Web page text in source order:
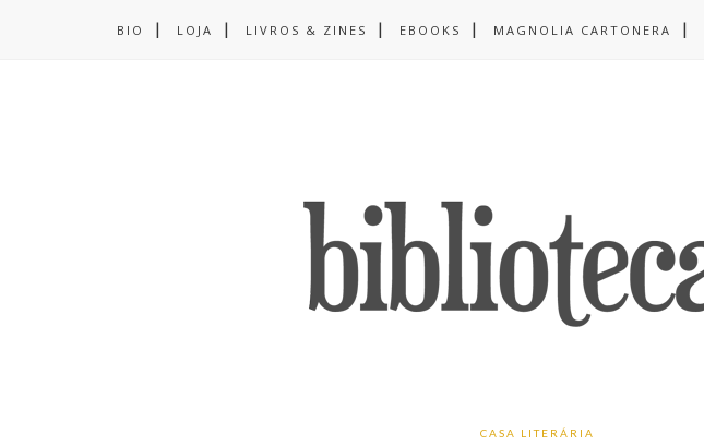
BIO LOJA LIVROS & ZINES EBOOKS MAGNOLIA CARTONERA
CASA LITERÁRIA